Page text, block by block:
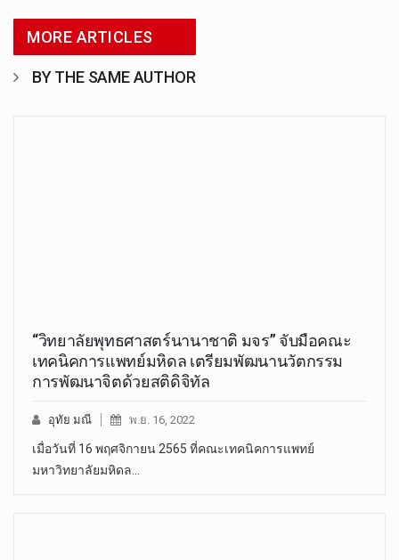
MORE ARTICLES
BY THE SAME AUTHOR
“วิทยาลัยพุทธศาสตร์นานาชาติ มจร” จับมือคณะ
เทคนิคการแพทย์มหิดล เตรียมพัฒนานวัตกรรม
การพัฒนาจิตด้วยสติดิจิทัล
อุทัย มณี พ.ย. 16, 2022
เมื่อวันที่ 16 พฤศจิกายน 2565 ที่คณะเทคนิคการแพทย์
มหาวิทยาลัยมหิดล…